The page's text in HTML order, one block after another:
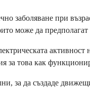
заболяване при
може да предполагат
за това как
за да създаде